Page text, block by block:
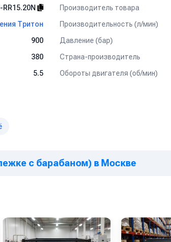
так и грузового.
покрытий без использования абразива
штукатурки, краски
RR15.20N Производитель товара
Тритон Производительность (л/мин)
900 Давление (бар)
380 Страна-производитель
5.5 Обороты двигателя (об/мин)
с барабаном) в Москве